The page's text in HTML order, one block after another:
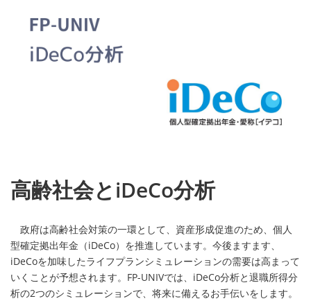
高齢社会とiDeCo分析
政府は高齢社会対策の一環として、資産形成促進のため、個人
型確定拠出年金（iDeCo）を推進しています。今後ますます、
iDeCoを加味したライフプランシミュレーションの需要は高まって
いくことが予想されます。FP-UNIVでは、iDeCo分析と退職所得分
析の2つのシミュレーションで、将来に備えるお手伝いをします。